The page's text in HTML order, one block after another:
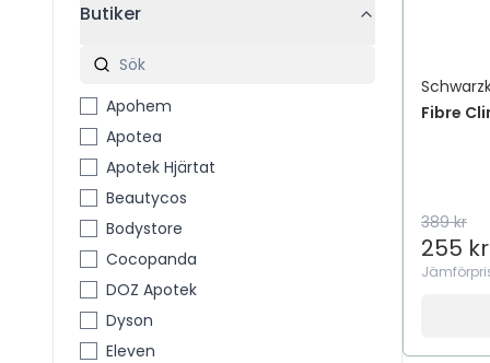
4711
4Him & Her
5 Days Deo
7th Heaven
A Little Lovely Company
A´PIEU
A-Creme
A-DERMA
A-Pro
Butiker
Apohem
Apotea
Apotek Hjärtat
Beautycos
Bodystore
Cocopanda
DOZ Apotek
Dyson
Eleven
Fibre
389 kr
255 kr